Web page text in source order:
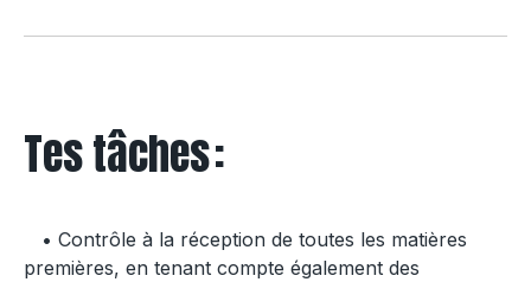
Tes tâches :
• Contrôle à la réception de toutes les matières
premières, en tenant compte également des